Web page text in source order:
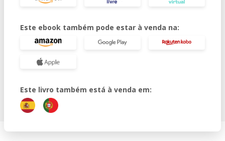
Este ebook também pode estar à venda na:
Este livro também está à venda em: